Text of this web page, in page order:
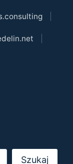
Szukaj